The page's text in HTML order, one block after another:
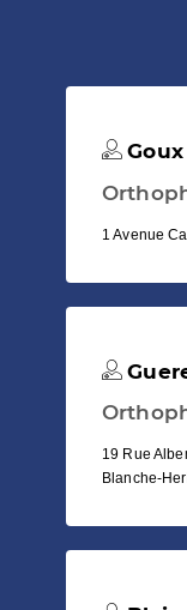
Goux
1 Avenue
19 Rue
Blanche-